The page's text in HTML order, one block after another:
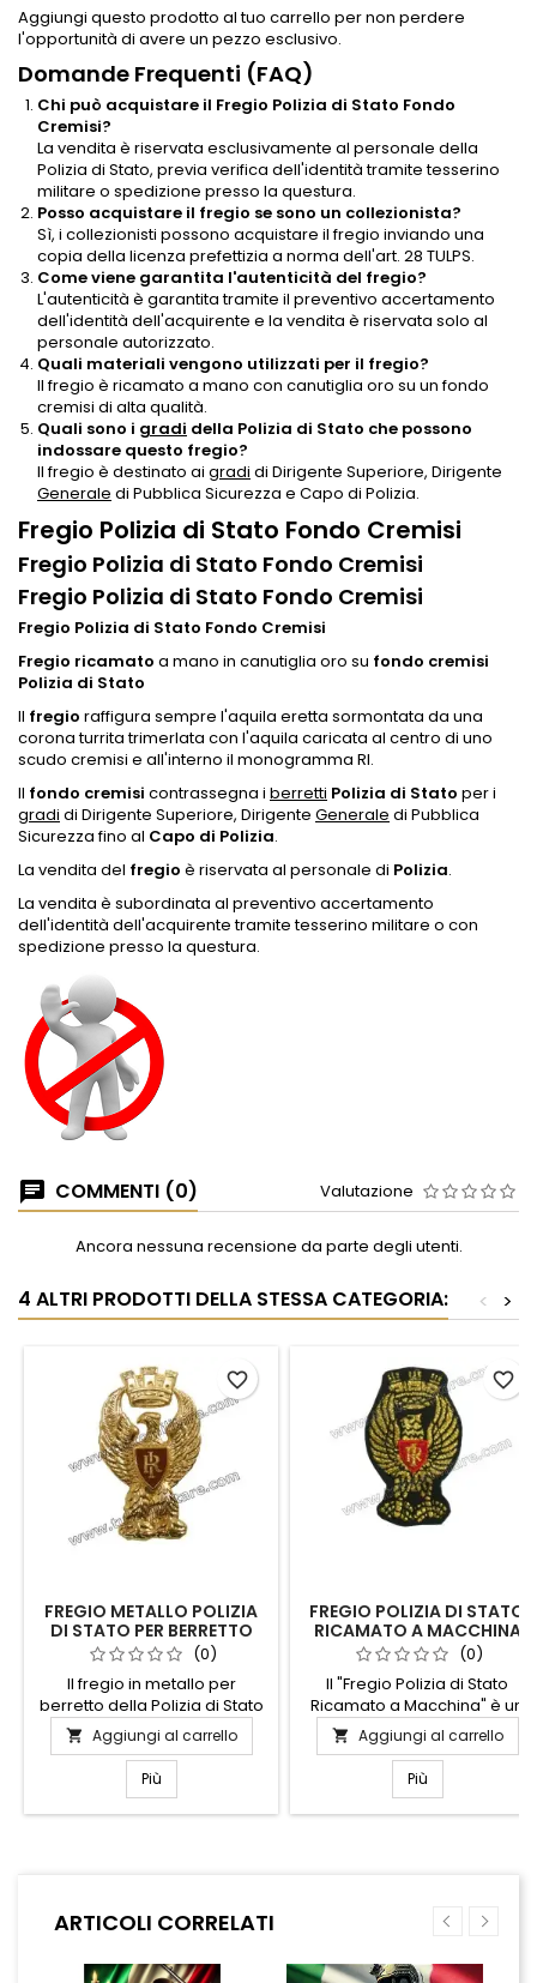
Aggiungi questo prodotto al tuo carrello per non perdere
l'opportunità di avere un pezzo esclusivo.
Domande Frequenti (FAQ)
Chi può acquistare il Fregio Polizia di Stato Fondo
Cremisi?
La vendita è riservata esclusivamente al personale della
Polizia di Stato, previa verifica dell'identità tramite tesserino
militare o spedizione presso la questura.
Posso acquistare il fregio se sono un collezionista?
Sì, i collezionisti possono acquistare il fregio inviando una
copia della licenza prefettizia a norma dell'art. 28 TULPS.
Come viene garantita l'autenticità del fregio?
L'autenticità è garantita tramite il preventivo accertamento
dell'identità dell'acquirente e la vendita è riservata solo al
personale autorizzato.
Quali materiali vengono utilizzati per il fregio?
Il fregio è ricamato a mano con canutiglia oro su un fondo
cremisi di alta qualità.
Quali sono i gradi della Polizia di Stato che possono
indossare questo fregio?
Il fregio è destinato ai gradi di Dirigente Superiore, Dirigente
Generale di Pubblica Sicurezza e Capo di Polizia.
Fregio Polizia di Stato Fondo Cremisi
Fregio Polizia di Stato Fondo Cremisi
Fregio Polizia di Stato Fondo Cremisi
Fregio Polizia di Stato Fondo Cremisi
Fregio ricamato a mano in canutiglia oro su fondo cremisi
Polizia di Stato
Il fregio raffigura sempre l'aquila eretta sormontata da una
corona turrita trimerlata con l'aquila caricata al centro di uno
scudo cremisi e all'interno il monogramma RI.
Il fondo cremisi contrassegna i berretti Polizia di Stato per i
gradi di Dirigente Superiore, Dirigente Generale di Pubblica
Sicurezza fino al Capo di Polizia.
La vendita del fregio è riservata al personale di Polizia.
La vendita è subordinata al preventivo accertamento
dell'identità dell'acquirente tramite tesserino militare o con
spedizione presso la questura.
COMMENTI (0) Valutazione
Ancora nessuna recensione da parte degli utenti.
4 ALTRI PRODOTTI DELLA STESSA CATEGORIA: >
<
FREGIO METALLO POLIZIA
DI STATO PER BERRETTO
(0)
Il fregio in metallo per
berretto della Polizia di Stato
è un simbolo di prestigio e
autorità. Realizzato con
materiali di alta qualità,
questo distintivo riflette
l'impegno e la dedizione di
l'uniforme ufficiale,
professionalità e...
 Aggiungi al carrello
Più
favorite_border
FREGIO POLIZIA DI STATO
RICAMATO A MACCHINA
(0)
Il "Fregio Polizia di Stato
Ricamato a Macchina" è un
simbolo di prestigio e
professionalità. Realizzato
con precisione artigianale,
questo fregio è perfetto per
chi desidera un accessorio
ideale per uniformi o
Resistente e...
 Aggiungi al carrello
Più
favorite_border
ARTICOLI CORRELATI